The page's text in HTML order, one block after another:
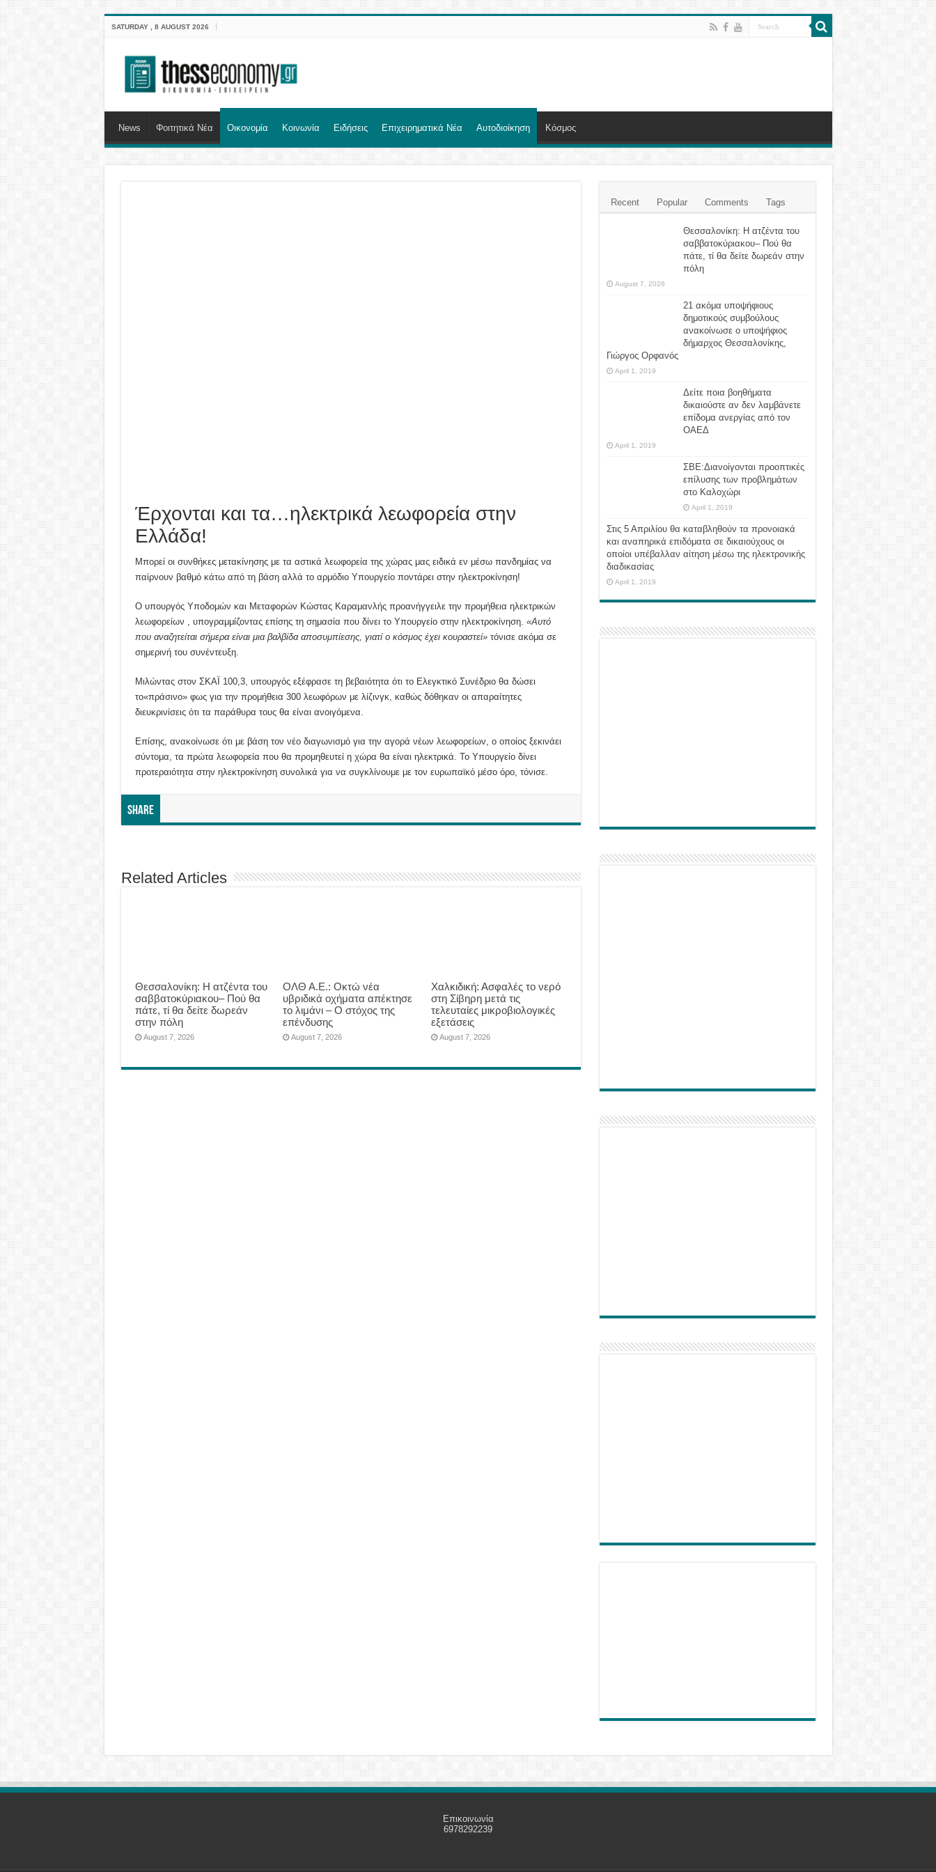
SATURDAY , 8 AUGUST 2026
News Φοιτητικά Νέα Οικονομία Κοινωνία Ειδήσεις Επιχειρηματικά Νέα Αυτοδιοίκηση Κόσμος
Έρχονται και τα…ηλεκτρικά λεωφορεία στην
Ελλάδα!
Μπορεί οι συνθήκες μετακίνησης με τα αστικά λεωφορεία της χώρας μας ειδικά εν μέσω πανδημίας να
παίρνουν βαθμό κάτω από τη βάση αλλά το αρμόδιο Υπουργείο ποντάρει στην ηλεκτροκίνηση!
Ο υπουργός Υποδομών και Μεταφορών Κώστας Καραμανλής προανήγγειλε την προμήθεια ηλεκτρικών
λεωφορείων , υπογραμμίζοντας επίσης τη σημασία που δίνει το Υπουργείο στην ηλεκτροκίνηση. «Αυτό
που αναζητείται σήμερα είναι μια βαλβίδα αποσυμπίεσης, γιατί ο κόσμος έχει κουραστεί»τόνισε ακόμα σε
σημερινή του συνέντευξη.
Μιλώντας στον ΣΚΑΪ 100,3, υπουργός εξέφρασε τη βεβαιότητα ότι το Ελεγκτικό Συνέδριο θα δώσει
το«πράσινο» φως για την προμήθεια 300 λεωφόρων με λίζινγκ, καθώς δόθηκαν οι απαραίτητες
διευκρινίσεις ότι τα παράθυρα τους θα είναι ανοιγόμενα.
Επίσης, ανακοίνωσε ότι με βάση τον νέο διαγωνισμό για την αγορά νέων λεωφορείων, ο οποίος ξεκινάει
σύντομα, τα πρώτα λεωφορεία που θα προμηθευτεί η χώρα θα είναι ηλεκτρικά. Το Υπουργείο δίνει
προτεραιότητα στην ηλεκτροκίνηση συνολικά για να συγκλίνουμε με τον ευρωπαϊκό μέσο όρο, τόνισε.
Share
Related Articles
Θεσσαλονίκη: Η ατζέντα του
σαββατοκύριακου– Πού θα
πάτε, τί θα δείτε δωρεάν
στην πόλη
August 7, 2026
ΟΛΘ Α.Ε.: Οκτώ νέα
υβριδικά οχήματα απέκτησε
το λιμάνι – Ο στόχος της
επένδυσης
August 7, 2026
Χαλκιδική: Ασφαλές το νερό
στη Σίβηρη μετά τις
τελευταίες μικροβιολογικές
εξετάσεις
August 7, 2026
Recent Popular Comments Tags
Θεσσαλονίκη: Η ατζέντα του
σαββατοκύριακου– Πού θα
πάτε, τί θα δείτε δωρεάν στην
πόλη
August 7, 2026
21 ακόμα υποψήφιους
δημοτικούς συμβούλους
ανακοίνωσε ο υποψήφιος
δήμαρχος Θεσσαλονίκης,
Γιώργος Ορφανός
April 1, 2019
Δείτε ποια βοηθήματα
δικαιούστε αν δεν λαμβάνετε
επίδομα ανεργίας από τον
ΟΑΕΔ
April 1, 2019
ΣΒΕ:Διανοίγονται προοπτικές
επίλυσης των προβλημάτων
στο Καλοχώρι
April 1, 2019
Στις 5 Απριλίου θα καταβληθούν τα προνοιακά
και αναπηρικά επιδόματα σε δικαιούχους οι
οποίοι υπέβαλλαν αίτηση μέσω της ηλεκτρονικής
διαδικασίας
April 1, 2019
Επικοινωνία
6978292239